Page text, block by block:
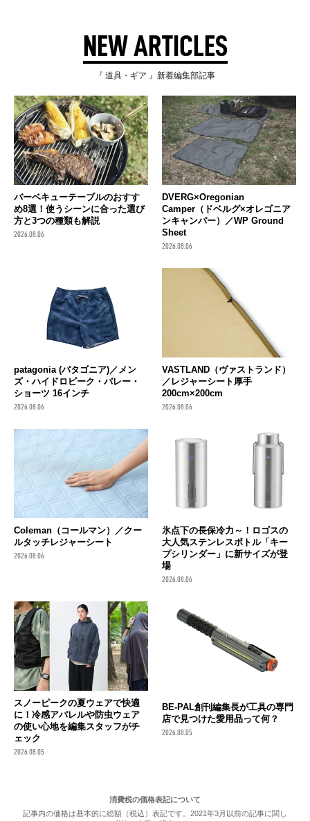
NEW ARTICLES
『 道具・ギア 』新着編集部記事
バーベキューテーブルのおすす
め8選！使うシーンに合った選び
方と3つの種類も解説
2026.08.06
DVERG×Oregonian
Camper（ドベルグ×オレゴニア
ンキャンパー）／WP Ground
Sheet
2026.08.06
patagonia (パタゴニア)／メン
ズ・ハイドロピーク・バレー・
ショーツ 16インチ
2026.08.06
VASTLAND（ヴァストランド）
／レジャーシート厚手
200cm×200cm
2026.08.06
Coleman（コールマン）／クー
ルタッチレジャーシート
2026.08.06
氷点下の長保冷力～！ロゴスの
大人気ステンレスボトル「キー
プシリンダー」に新サイズが登
場
2026.08.06
スノーピークの夏ウェアで快適
に！冷感アパレルや防虫ウェア
の使い心地を編集スタッフがチ
ェック
2026.08.05
BE-PAL創刊編集長が工具の専門
店で見つけた愛用品って何？
2026.08.05
消費税の価格表記について
記事内の価格は基本的に総額（税込）表記です。2021年3月以前の記事に関し